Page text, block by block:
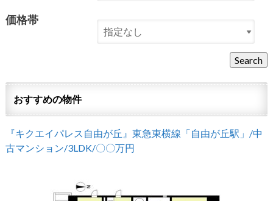
価格帯
おすすめの物件
『キクエイパレス自由が丘』東急東横線「自由が丘駅」/中
古マンション/3LDK/〇〇万円